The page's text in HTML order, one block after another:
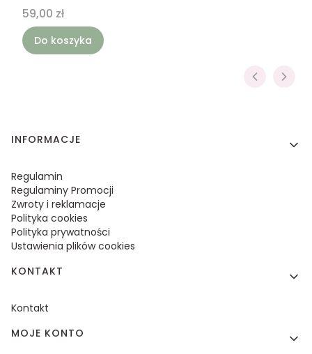
Cena
59,00 zł
Do koszyka
Linki w stopce
INFORMACJE
Regulamin
Regulaminy Promocji
Zwroty i reklamacje
Polityka cookies
Polityka prywatności
Ustawienia plików cookies
KONTAKT
Kontakt
MOJE KONTO